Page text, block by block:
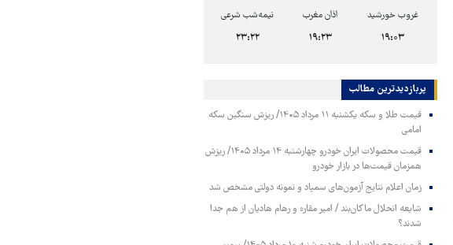
غروب خورشید
۱۹:۰۳
اذان مغرب
۱۹:۲۳
نیمه‌شب شرعی
۲۳:۲۲
پربازدیدترین‌ مطالب
قیمت طلا و سکه یکشنبه ۱۱ مرداد ۱۴۰۵/ ریزش سنگین سکه
امامی
قیمت محصولات ایران خودرو چهارشنبه ۱۴ مرداد ۱۴۰۵/ ریزش
همزمان قیمت‌ها در بازار خودرو
زمان اعلام نتایج آزمون‌های سمپاد و نمونه دولتی مشخص شد
شایعه انحلال ماکان‌بند / امیر مقاره و رهام هادیان از هم جدا
شدند؟